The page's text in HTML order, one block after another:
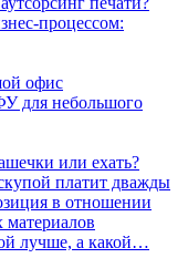
процессом:
офис
для небольшого
или ехать?
платит дважды
в отношении
лучше, а какой…